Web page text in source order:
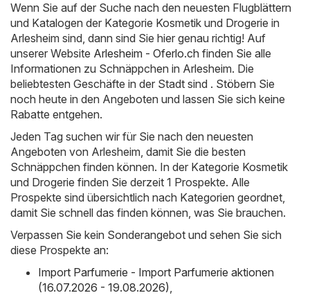
Wenn Sie auf der Suche nach den neuesten Flugblättern
und Katalogen der Kategorie Kosmetik und Drogerie in
Arlesheim sind, dann sind Sie hier genau richtig! Auf
unserer Website Arlesheim - Oferlo.ch finden Sie alle
Informationen zu Schnäppchen in Arlesheim. Die
beliebtesten Geschäfte in der Stadt sind . Stöbern Sie
noch heute in den Angeboten und lassen Sie sich keine
Rabatte entgehen.
Jeden Tag suchen wir für Sie nach den neuesten
Angeboten von Arlesheim, damit Sie die besten
Schnäppchen finden können. In der Kategorie Kosmetik
und Drogerie finden Sie derzeit 1 Prospekte. Alle
Prospekte sind übersichtlich nach Kategorien geordnet,
damit Sie schnell das finden können, was Sie brauchen.
Verpassen Sie kein Sonderangebot und sehen Sie sich
diese Prospekte an:
Import Parfumerie - Import Parfumerie aktionen
(16.07.2026 - 19.08.2026),